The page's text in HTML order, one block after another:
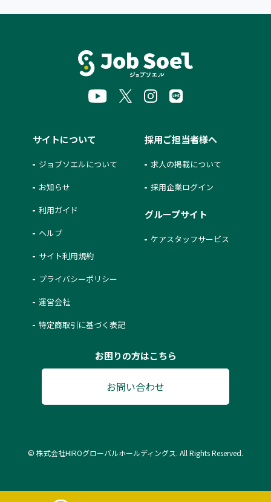
サイトについて
ジョブソエルについて
お知らせ
利用ガイド
ヘルプ
サイト利用規約
プライバシーポリシー
運営会社
特定商取引に基づく表記
採用ご担当者様へ
求人の掲載について
採用企業ログイン
グループサイト
ケアスタッフサービス
お困りの方はこちら
お問い合わせ
© 株式会社HIROグローバルホールディングス. All Rights Reserved.